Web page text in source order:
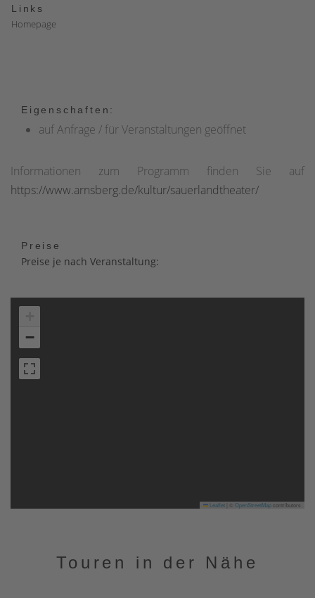
Links
Homepage
Eigenschaften:
auf Anfrage / für Veranstaltungen geöffnet
Informationen zum Programm finden Sie auf
https://www.arnsberg.de/kultur/sauerlandtheater/
Preise
Preise je nach Veranstaltung:
−
Leaflet OpenStreetMapcontributors
Touren in der Nähe